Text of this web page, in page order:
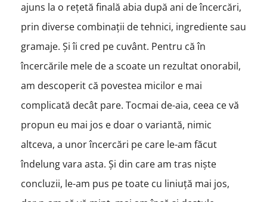
ajuns la o rețetă finală abia după ani de încercări,
prin diverse combinații de tehnici, ingrediente sau
gramaje. Și îi cred pe cuvânt. Pentru că în
încercările mele de a scoate un rezultat onorabil,
am descoperit că povestea micilor e mai
complicată decât pare. Tocmai de-aia, ceea ce vă
propun eu mai jos e doar o variantă, nimic
altceva, a unor încercări pe care le-am făcut
îndelung vara asta. Și din care am tras niște
concluzii, le-am pus pe toate cu liniuță mai jos,